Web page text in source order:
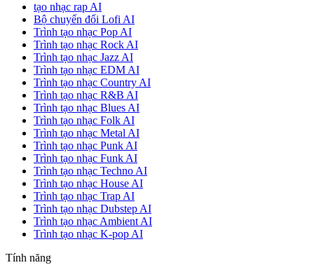
tạo nhạc rap AI
Bộ chuyển đổi Lofi AI
Trình tạo nhạc Pop AI
Trình tạo nhạc Rock AI
Trình tạo nhạc Jazz AI
Trình tạo nhạc EDM AI
Trình tạo nhạc Country AI
Trình tạo nhạc R&B AI
Trình tạo nhạc Blues AI
Trình tạo nhạc Folk AI
Trình tạo nhạc Metal AI
Trình tạo nhạc Punk AI
Trình tạo nhạc Funk AI
Trình tạo nhạc Techno AI
Trình tạo nhạc House AI
Trình tạo nhạc Trap AI
Trình tạo nhạc Dubstep AI
Trình tạo nhạc Ambient AI
Trình tạo nhạc K-pop AI
Tính năng